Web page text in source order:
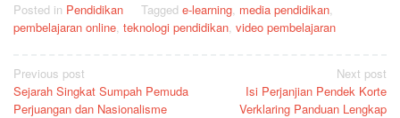
Posted in Pendidikan Tagged e-learning, media pendidikan,
pembelajaran online, teknologi pendidikan, video pembelajaran
Post
navigation
Previous post
Sejarah Singkat Sumpah Pemuda
Perjuangan dan Nasionalisme
Next post
Isi Perjanjian Pendek Korte
Verklaring Panduan Lengkap